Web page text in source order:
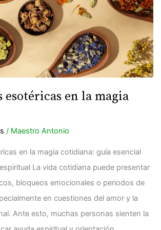
esotéricas en la magia
/ Maestro Antonio
en la magia cotidiana: guía esencial
La vida cotidiana puede presentar
bloqueos emocionales o periodos de
en cuestiones del amor y la
Ante esto, muchas personas sienten la